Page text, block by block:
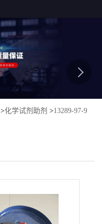
>化学试剂助剂 >13289-97-9